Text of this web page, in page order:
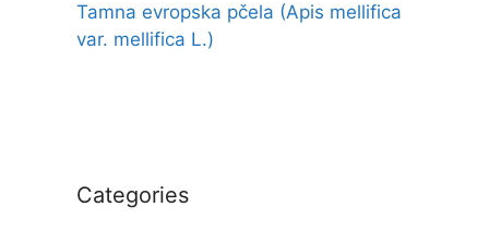
Tamna evropska pčela (Apis mellifica
var. mellifica L.)
Categories